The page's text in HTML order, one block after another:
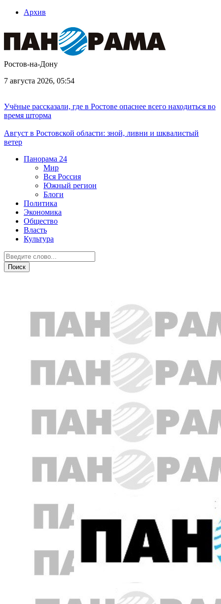
Архив
Ростов-на-Дону
7 августа 2026, 05:54
Учёные рассказали, где в Ростове опаснее всего находиться во
время шторма
Август в Ростовской области: зной, ливни и шквалистый
ветер
Панорама 24
Мир
Вся Россия
Южный регион
Блоги
Политика
Экономика
Общество
Власть
Культура